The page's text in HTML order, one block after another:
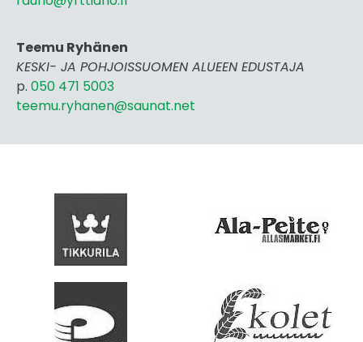
Teemu Ryhänen
KESKI- JA POHJOISSUOMEN ALUEEN EDUSTAJA
p. 050 471 5003
teemu.ryhanen@saunat.net